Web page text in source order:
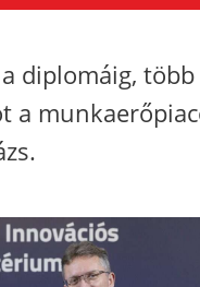
diplomáig, több
a